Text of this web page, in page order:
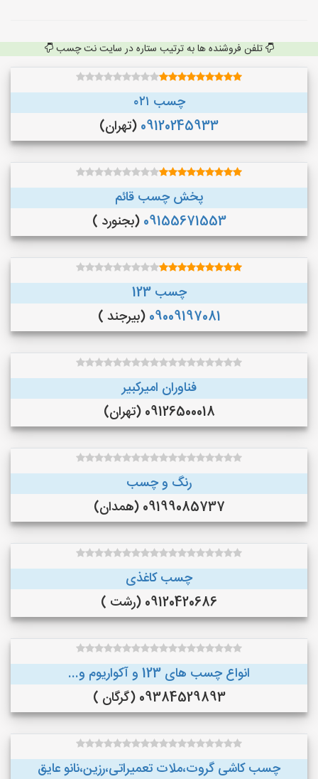
تلفن فروشنده ها به ترتیب ستاره در سایت نت چسب
چسب ۰۲۱
09120245933 (تهران)
پخش چسب قائم
09155671553 (بجنورد )
چسب 123
09009197081 (بیرجند )
فناوران امیرکبیر
09126500018 (تهران)
رنگ و چسب
09199085737 (همدان)
چسب کاغذی
09120420686 (رشت )
انواع چسب های 123 و آکواریوم و...
09384529893 (گرگان )
چسب کاشی گروت،ملات تعمیراتی،رزین،نانو عایق